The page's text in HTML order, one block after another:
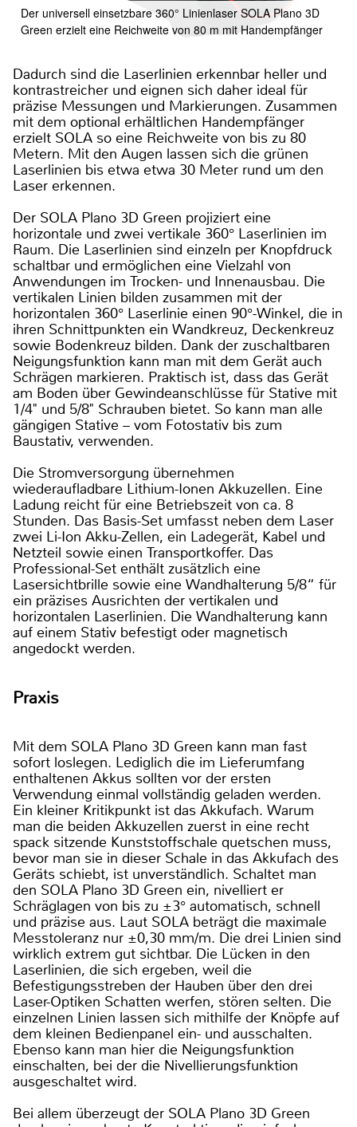
Der universell einsetzbare 360° Linienlaser SOLA Plano 3D
Green erzielt eine Reichweite von 80 m mit Handempfänger
Dadurch sind die Laserlinien erkennbar heller und
kontrastreicher und eignen sich daher ideal für
präzise Messungen und Markierungen. Zusammen
mit dem optional erhältlichen Handempfänger
erzielt SOLA so eine Reichweite von bis zu 80
Metern. Mit den Augen lassen sich die grünen
Laserlinien bis etwa etwa 30 Meter rund um den
Laser erkennen.
Der SOLA Plano 3D Green projiziert eine
horizontale und zwei vertikale 360° Laserlinien im
Raum. Die Laserlinien sind einzeln per Knopfdruck
schaltbar und ermöglichen eine Vielzahl von
Anwendungen im Trocken- und Innenausbau. Die
vertikalen Linien bilden zusammen mit der
horizontalen 360° Laserlinie einen 90°-Winkel, die in
ihren Schnittpunkten ein Wandkreuz, Deckenkreuz
sowie Bodenkreuz bilden. Dank der zuschaltbaren
Neigungsfunktion kann man mit dem Gerät auch
Schrägen markieren. Praktisch ist, dass das Gerät
am Boden über Gewindeanschlüsse für Stative mit
1/4" und 5/8" Schrauben bietet. So kann man alle
gängigen Stative – vom Fotostativ bis zum
Baustativ, verwenden.
Die Stromversorgung übernehmen
wiederaufladbare Lithium-Ionen Akkuzellen. Eine
Ladung reicht für eine Betriebszeit von ca. 8
Stunden. Das Basis-Set umfasst neben dem Laser
zwei Li-Ion Akku-Zellen, ein Ladegerät, Kabel und
Netzteil sowie einen Transportkoffer. Das
Professional-Set enthält zusätzlich eine
Lasersichtbrille sowie eine Wandhalterung 5/8“ für
ein präzises Ausrichten der vertikalen und
horizontalen Laserlinien. Die Wandhalterung kann
auf einem Stativ befestigt oder magnetisch
angedockt werden.
Praxis
Mit dem SOLA Plano 3D Green kann man fast
sofort loslegen. Lediglich die im Lieferumfang
enthaltenen Akkus sollten vor der ersten
Verwendung einmal vollständig geladen werden.
Ein kleiner Kritikpunkt ist das Akkufach. Warum
man die beiden Akkuzellen zuerst in eine recht
spack sitzende Kunststoffschale quetschen muss,
bevor man sie in dieser Schale in das Akkufach des
Geräts schiebt, ist unverständlich. Schaltet man
den SOLA Plano 3D Green ein, nivelliert er
Schräglagen von bis zu ±3° automatisch, schnell
und präzise aus. Laut SOLA beträgt die maximale
Messtoleranz nur ±0,30 mm/m. Die drei Linien sind
wirklich extrem gut sichtbar. Die Lücken in den
Laserlinien, die sich ergeben, weil die
Befestigungsstreben der Hauben über den drei
Laser-Optiken Schatten werfen, stören selten. Die
einzelnen Linien lassen sich mithilfe der Knöpfe auf
dem kleinen Bedienpanel ein- und ausschalten.
Ebenso kann man hier die Neigungsfunktion
einschalten, bei der die Nivellierungsfunktion
ausgeschaltet wird.
Bei allem überzeugt der SOLA Plano 3D Green